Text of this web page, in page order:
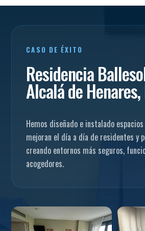
CASO DE ÉXITO
Residencia
Alcalá de
Hemos diseñado e instalado
mejoran el día a día de residentes y
creando entornos más seguros,
acogedores.